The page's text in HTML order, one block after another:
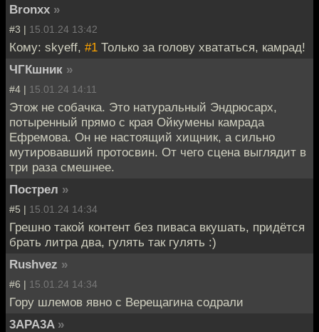
Bronxx »
#3 | 15.01.24 13:42
Кому: skyeff, #1 Только за голову хвататься, камрад!
ЧГКшник »
#4 | 15.01.24 14:11
Этож не собачка. Это натуральный Эндрюсарх,
потыренный прямо с края Ойкумены камрада
Ефремова. Он не настоящий хищник, а сильно
мутировавший протосвин. От чего сцена выглядит в
три раза смешнее.
Пострел »
#5 | 15.01.24 14:34
Грешно такой контент без пиваса вкушать, придётся
брать литра два, гулять так гулять :)
Rushvez »
#6 | 15.01.24 14:34
Гору шлемов явно с Верещагина содрали
3APA3A »